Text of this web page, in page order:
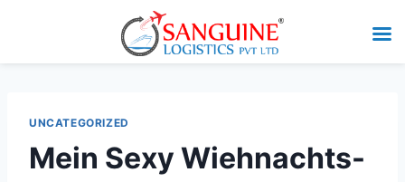
UNCATEGORIZED
Mein Sexy Wiehnachts-